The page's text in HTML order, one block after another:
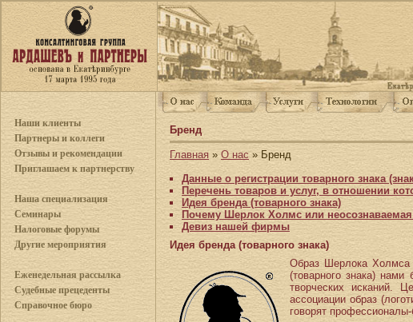
Наши клиенты
Партнеры и коллеги
Отзывы и рекомендации
Приглашаем к партнерству
Наша специализация
Семинары
Налоговые форумы
Другие мероприятия
Еженедельная рассылка
Судебные прецеденты
Справочное бюро
Бренд
Главная » О нас» Бренд
Данные о регистрации товарного знака
Перечень товаров и услуг, в отношении
Идея бренда (товарного знака)
Почему Шерлок Холмс или
Девиз нашей фирмы
Идея бренда (товарного знака)
Образ Шерлока Холмса
(товарного знака)
творческих исканий.
ассоциации образ
говорят